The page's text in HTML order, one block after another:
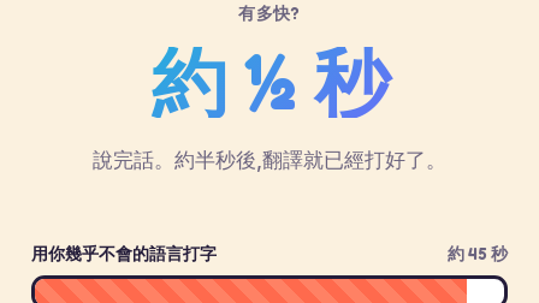
有多快?
約 ½ 秒
說完話。約半秒後,翻譯就已經打好了。
用你幾乎不會的語言打字 約 45 秒